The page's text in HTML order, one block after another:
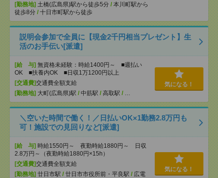
[勤務地] 土橋(広島県)駅から徒歩5分 / 本川町駅から
徒歩8分 / 十日市町駅から徒歩
説明会参加で全員に【現金2千円相当プレゼント】生
活のお手伝い[派遣]
[給 与] 無資格未経験：時給1400円～ ■週払い
OK ■扶養内OK ■日収1万1200円以上
[交通費]交通費全額支給
[勤務地] 大町(広島県)駅 / 中筋駅 / 高取駅 / …
気になる！
＼空いた時間で働く！／日払いOK×1勤務2.8万円も
可！施設での見回りなど[派遣]
[給 与] 時給1550円～ 夜勤時給1880円～ 日収
2.8万円～（夜勤時給1880円×15h）
[交通費]交通費全額支給
[勤務地] 廿日市駅 / 廿日市市役所前・平良駅 / 広電
気になる！